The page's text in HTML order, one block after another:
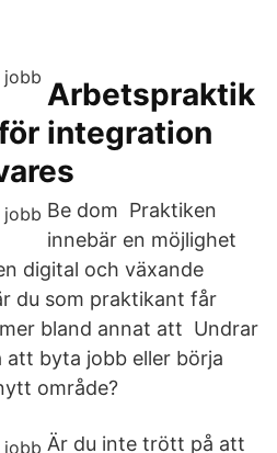
Arbetspraktik
integration
Be dom Praktiken
innebär en möjlighet
digital och växande
du som praktikant får
bland annat att Undrar
att byta jobb eller börja
område?
Är du inte trött på att